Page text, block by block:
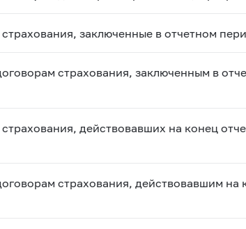
заключенные в отчетном
страхования, заключенным в
действовавших на конец
страхования, действовавшим на